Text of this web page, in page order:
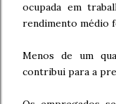
ocupada em
rendimento médio
Menos de um
contribui para a